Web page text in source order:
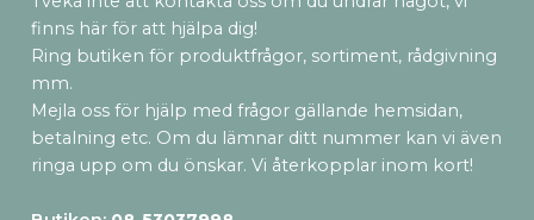
finns här för att hjälpa dig!
Ring butiken för produktfrågor, sortiment, rådgivning
mm.
Mejla oss för hjälp med frågor gällande hemsidan,
betalning etc. Om du lämnar ditt nummer kan vi även
ringa upp om du önskar. Vi återkopplar inom kort!